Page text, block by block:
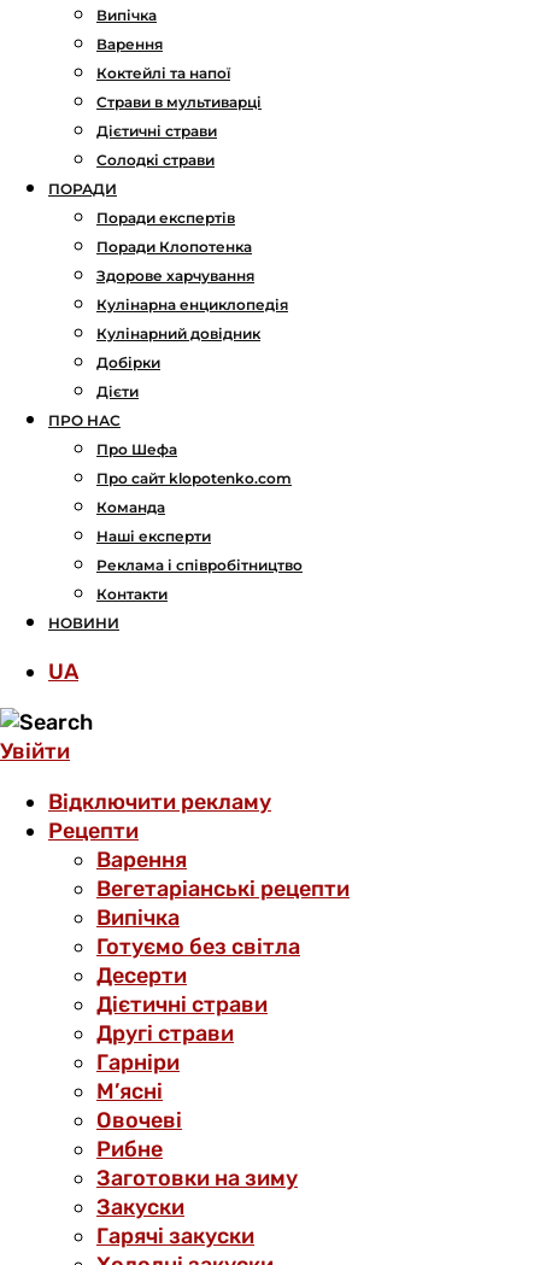
Випічка
Варення
Коктейлі та напої
Страви в мультиварці
Дієтичні страви
Солодкі страви
ПОРАДИ
Поради експертів
Поради Клопотенка
Здорове харчування
Кулінарна енциклопедія
Кулінарний довідник
Добірки
Дієти
ПРО НАС
Про Шефа
Про сайт klopotenko.com
Команда
Наші експерти
Реклама і співробітництво
Контакти
НОВИНИ
UA
Увійти
Відключити рекламу
Рецепти
Варення
Вегетаріанські рецепти
Випічка
Готуємо без світла
Десерти
Дієтичні страви
Другі страви
Гарніри
М’ясні
Овочеві
Рибне
Заготовки на зиму
Закуски
Гарячі закуски